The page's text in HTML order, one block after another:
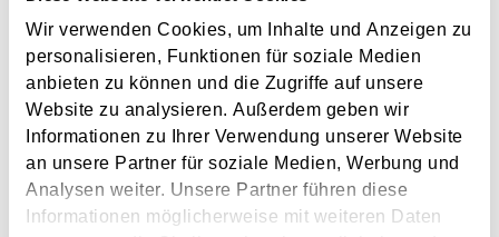
Wir verwenden Cookies, um Inhalte und Anzeigen zu
personalisieren, Funktionen für soziale Medien
anbieten zu können und die Zugriffe auf unsere
Website zu analysieren. Außerdem geben wir
Informationen zu Ihrer Verwendung unserer Website
an unsere Partner für soziale Medien, Werbung und
Analysen weiter. Unsere Partner führen diese
Informationen möglicherweise mit weiteren Daten
Betroffen von den...
Langtext
empfehlen drucken
Return on Investment (ROI) zur Analyse und Steuerung
Dezember 2014
Beschäftigt man sich mit der Analyse von Jahresabschlüssen